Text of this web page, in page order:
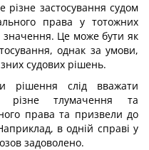
різне застосування судом
права у тотожних
значення. Це може бути як
однак за умови,
судових рішень.
рішення слід вважати
різне тлумачення та
права та призвели до
в одній справі у
задоволено.